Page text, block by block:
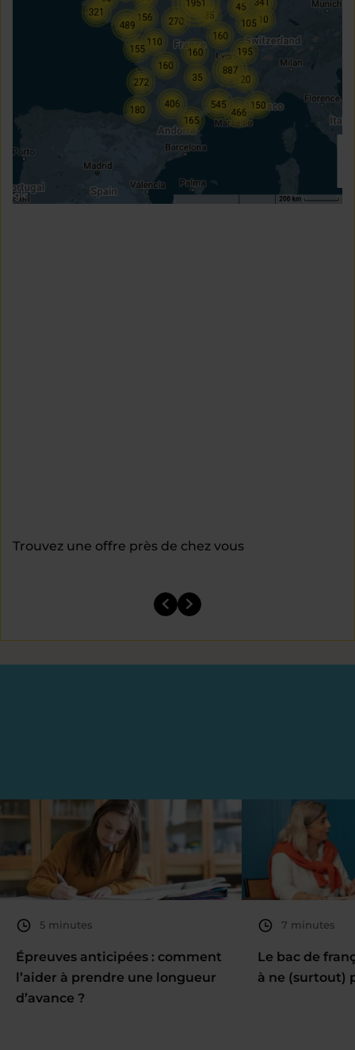
Trouvez une offre près de chez vous
5 minutes
Épreuves anticipées : comment
l’aider à prendre une longueur
d’avance ?
7 minutes
Le bac de
à ne (surtout)